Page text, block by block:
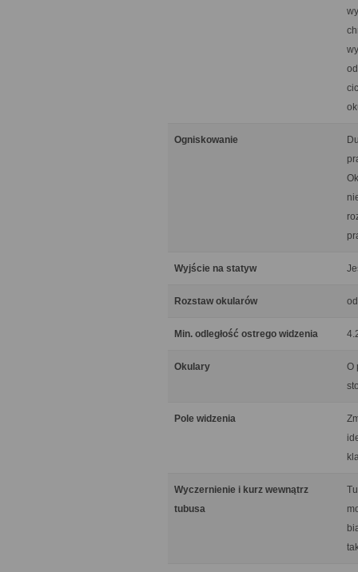
Ogniskowanie
Wyjście na statyw
Rozstaw okularów
Min. odległość ostrego widzenia
Okulary
O
Pole widzenia
Wyczernienie i kurz wewnątrz
tubusa